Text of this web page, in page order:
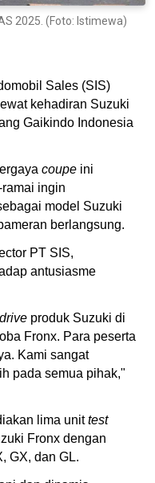
2025. (Foto: Istimewa)
Sales (SIS)
kehadiran Suzuki
Gaikindo Indonesia
coupe ini
ingin
model Suzuki
berlangsung.
PT SIS,
antusiasme
produk Suzuki di
Fronx. Para peserta
Kami sangat
pada semua pihak,"
lima unittest
Fronx dengan
GX, dan GL.